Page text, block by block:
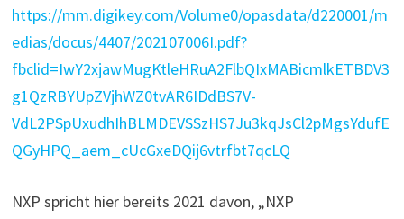
https://mm.digikey.com/Volume0/opasdata/d220001/m
edias/docus/4407/202107006I.pdf?
fbclid=IwY2xjawMugKtleHRuA2FlbQIxMABicmlkETBDV3
g1QzRBYUpZVjhWZ0tvAR6IDdBS7V-
VdL2PSpUxudhIhBLMDEVSSzHS7Ju3kqJsCl2pMgsYdufE
QGyHPQ_aem_cUcGxeDQij6vtrfbt7qcLQ
NXP spricht hier bereits 2021 davon, „NXP